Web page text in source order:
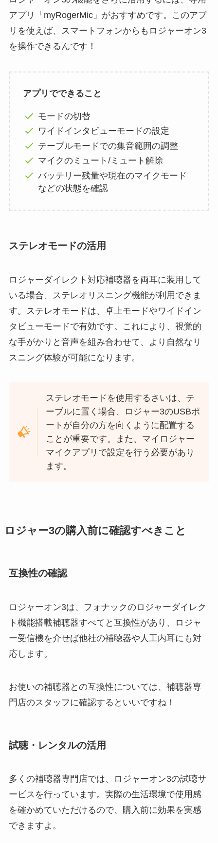
アプリ「myRogerMic」がおすすめです。このアプ
リを使えば、スマートフォンからもロジャーオン3
を操作できるんです！
アプリでできること
モードの切替
ワイドインタビューモードの設定
テーブルモードでの集音範囲の調整
マイクのミュート/ミュート解除
バッテリー残量や現在のマイクモード
などの状態を確認
ステレオモードの活用
ロジャーダイレクト対応補聴器を両耳に装用して
いる場合、ステレオリスニング機能が利用できま
す。ステレオモードは、卓上モードやワイドイン
タビューモードで有効です。これにより、視覚的
な手がかりと音声を組み合わせて、より自然なリ
スニング体験が可能になります。
ステレオモードを使用するさいは、テ
ーブルに置く場合、ロジャー3のUSBポ
ートが自分の方を向くように配置する
ことが重要です。また、マイロジャー
マイクアプリで設定を行う必要があり
ます。
ロジャー3の購入前に確認すべきこと
互換性の確認
ロジャーオン3は、フォナックのロジャーダイレク
ト機能搭載補聴器すべてと互換性があり、ロジャ
ー受信機を介せば他社の補聴器や人工内耳にも対
応します。
お使いの補聴器との互換性については、補聴器専
門店のスタッフに確認するといいですね！
試聴・レンタルの活用
多くの補聴器専門店では、ロジャーオン3の試聴サ
ービスを行っています。実際の生活環境で使用感
を確かめていただけるので、購入前に効果を実感
できますよ。